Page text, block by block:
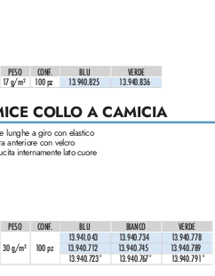
lunghe a giro con elastico
anteriore con velcro
internamente lato cuore
COLLO A CAMICIA
PESO CONF. BLU
VERDE
17 g/m² 100 pz 13.940.825 13.940.836
PESO CONF. BLU BIANCO
VERDE
30 g/m²
100 pz
13.941.043 13.940.734 13.940.778
13.940.712 13.940.745 13.940.789
13.940.723* 13.940.767* 13.940.791*